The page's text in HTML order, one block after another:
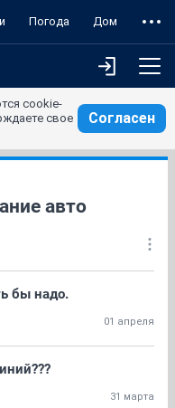
Погода Дом
cookie-
свое
Согласен
авто
бы надо.
01 апреля
31 марта